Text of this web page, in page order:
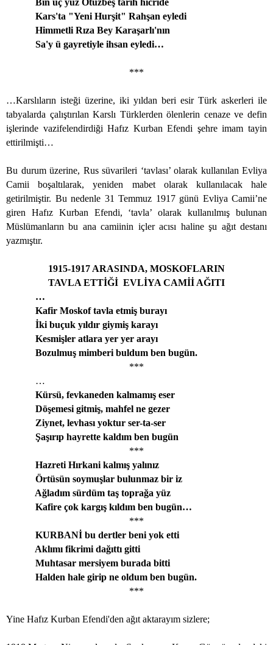
Bin üç yüz Otuzbeş tarih hicride
Kars'ta "Yeni Hurşit" Rahşan eyledi
Himmetli Rıza Bey Karaşarlı'nın
Sa'y ü gayretiyle ihsan eyledi…
***
…Karslıların isteği üzerine, iki yıldan beri esir Türk askerleri ile
tabyalarda çalıştırılan Karslı Türklerden ölenlerin cenaze ve defin
işlerinde vazifelendirdiği Hafız Kurban Efendi şehre imam tayin
ettirilmişti…
Bu durum üzerine, Rus süvarileri ‘tavlası’ olarak kullanılan Evliya
Camii boşaltılarak, yeniden mabet olarak kullanılacak hale
getirilmiştir. Bu nedenle 31 Temmuz 1917 günü Evliya Camii’ne
giren Hafız Kurban Efendi, ‘tavla’ olarak kullanılmış bulunan
Müslümanların bu ana camiinin içler acısı haline şu ağıt destanı
yazmıştır.
1915-1917 ARASINDA, MOSKOFLARIN
TAVLA ETTİĞİ EVLİYA CAMİİ AĞITI
…
Kafir Moskof tavla etmiş burayı
İki buçuk yıldır giymiş karayı
Kesmişler atlara yer yer arayı
Bozulmuş mimberi buldum ben bugün.
***
…
Kürsü, fevkaneden kalmamış eser
Döşemesi gitmiş, mahfel ne gezer
Ziynet, levhası yoktur ser-ta-ser
Şaşırıp hayrette kaldım ben bugün
***
Hazreti Hırkani kalmış yalınız
Örtüsün soymuşlar bulunmaz bir iz
Ağladım sürdüm taş toprağa yüz
Kafire çok kargış kıldım ben bugün…
***
KURBANİ bu dertler beni yok etti
Aklımı fikrimi dağıttı gitti
Muhtasar mersiyem burada bitti
Halden hale girip ne oldum ben bugün.
***
Yine Hafız Kurban Efendi'den ağıt aktarayım sizlere;